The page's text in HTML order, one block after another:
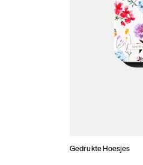
Gedrukte Hoesjes